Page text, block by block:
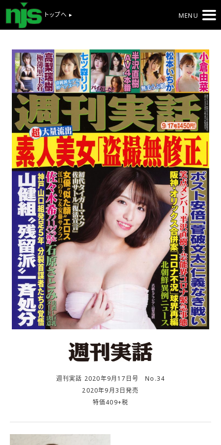
トップへ ▸ MENU
週刊実話 2020年9月17日号 No.34
2020年9月3日発売
特価409+税